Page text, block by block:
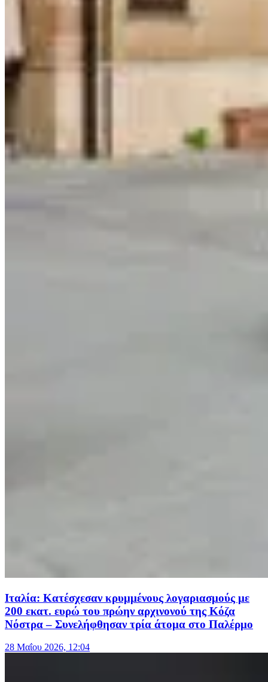
Ιταλία: Κατέσχεσαν κρυμμένους λογαριασμούς με
200 εκατ. ευρώ του πρώην αρχινονού της Κόζα
Νόστρα – Συνελήφθησαν τρία άτομα στο Παλέρμο
28 Μαΐου 2026, 12:04